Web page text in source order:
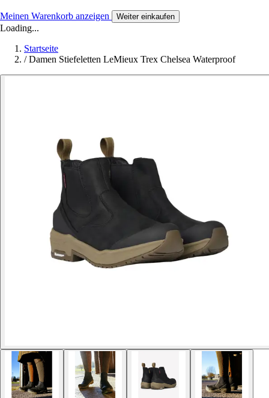
Meinen Warenkorb anzeigen Weiter einkaufen
Loading...
Startseite
/ Damen Stiefeletten LeMieux Trex Chelsea Waterproof